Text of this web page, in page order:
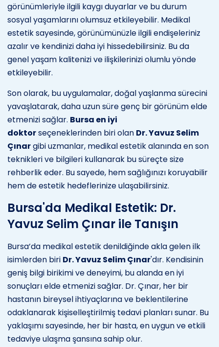
görünümleriyle ilgili kaygı duyarlar ve bu durum
sosyal yaşamlarını olumsuz etkileyebilir. Medikal
estetik sayesinde, görünümünüzle ilgili endişeleriniz
azalır ve kendinizi daha iyi hissedebilirsiniz. Bu da
genel yaşam kalitenizi ve ilişkilerinizi olumlu yönde
etkileyebilir.
Son olarak, bu uygulamalar, doğal yaşlanma sürecini
yavaşlatarak, daha uzun süre genç bir görünüm elde
etmenizi sağlar. Bursa en iyi
doktorseçeneklerinden biri olan Dr. Yavuz Selim
Çınargibi uzmanlar, medikal estetik alanında en son
teknikleri ve bilgileri kullanarak bu süreçte size
rehberlik eder. Bu sayede, hem sağlığınızı koruyabilir
hem de estetik hedeflerinize ulaşabilirsiniz.
Bursa'da Medikal Estetik: Dr.
Yavuz Selim Çınar ile Tanışın
Bursa’da medikal estetik denildiğinde akla gelen ilk
isimlerden biri Dr. Yavuz Selim Çınar'dır. Kendisinin
geniş bilgi birikimi ve deneyimi, bu alanda en iyi
sonuçları elde etmenizi sağlar. Dr. Çınar, her bir
hastanın bireysel ihtiyaçlarına ve beklentilerine
odaklanarak kişiselleştirilmiş tedavi planları sunar. Bu
yaklaşımı sayesinde, her bir hasta, en uygun ve etkili
tedaviye ulaşma şansına sahip olur.